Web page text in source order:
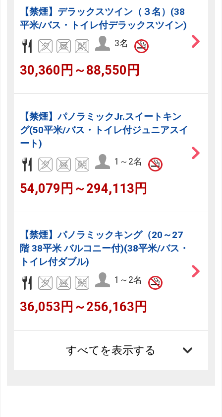
【禁煙】デラックスツイン（３名）(38
平米/バス・トイレ付デラックスツイン)
3名
30,360円～88,550円
【禁煙】パノラミックJr.スイートキン
グ(50平米/バス・トイレ付ジュニアスイ
ート)
1～2名
54,079円～294,113円
【禁煙】パノラミックキング（20～27
階 38平米 バルコニー付)(38平米/バス・
トイレ付ダブル)
1～2名
36,053円～256,163円
すべてを表示する